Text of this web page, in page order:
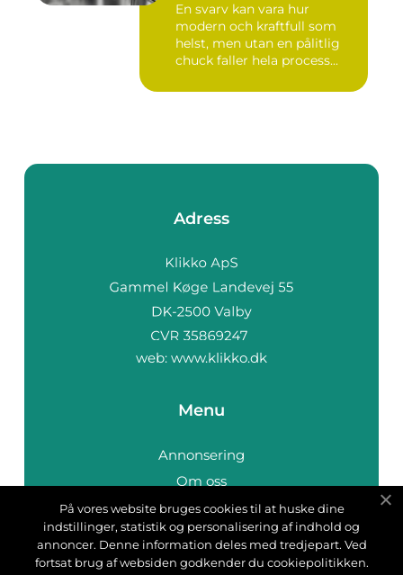
En svarv kan vara hur
modern och kraftfull som
helst, men utan en pålitlig
chuck faller hela process...
Adress
web: www.klikko.dk
Menu
Annonsering
Om oss
Cookies
Kontakta oss
Sitemap
På vores website bruges cookies til at huske dine
indstillinger, statistik og personalisering af indhold og
annoncer. Denne information deles med tredjepart. Ved
fortsat brug af websiden godkender du cookiepolitikken.